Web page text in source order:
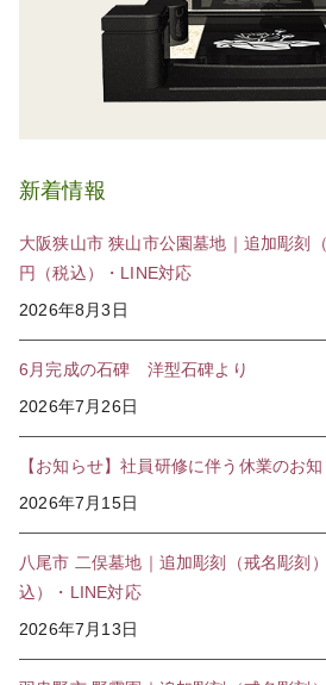
新着情報
大阪狭山市 狭山市公園墓地｜追加彫刻
円（税込）・LINE対応
2026年8月3日
6月完成の石碑 洋型石碑より
2026年7月26日
【お知らせ】社員研修に伴う休業のお
2026年7月15日
八尾市 二俣墓地｜追加彫刻（戒名彫刻
込）・LINE対応
2026年7月13日